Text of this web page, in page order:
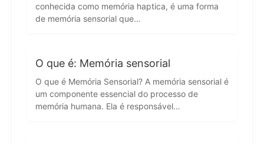
conhecida como memória haptica, é uma forma
de memória sensorial que…
O que é: Memória sensorial
O que é Memória Sensorial? A memória sensorial é
um componente essencial do processo de
memória humana. Ela é responsável…